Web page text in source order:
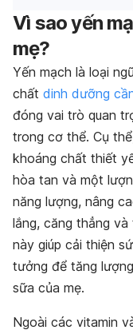
Vì sao yến
mẹ?
Yến mạch là loại
chất dinh dưỡng
đóng vai trò quan
trong cơ thể. Cụ
khoáng chất thiết
hòa tan và một
năng lượng, nâng
lắng, căng thẳng
này giúp cải thiện
tưởng để tăng
sữa của mẹ.
Ngoài các vitamin